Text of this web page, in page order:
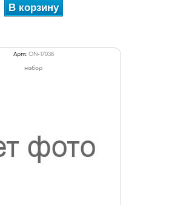
В корзину
Арт: ON-17038
набор